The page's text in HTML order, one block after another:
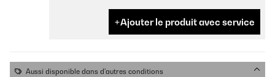
Ajouter le produit avec service
Aussi disponible dans d'autres conditions